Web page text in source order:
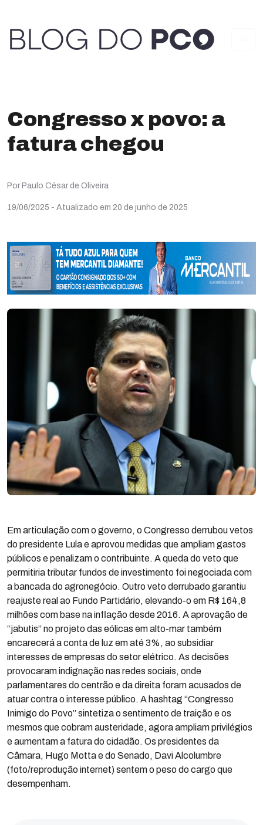
Congresso x povo: a
fatura chegou
Por Paulo César de Oliveira
19/06/2025 - Atualizado em 20 de junho de 2025
Em articulação com o governo, o Congresso derrubou vetos
do presidente Lula e aprovou medidas que ampliam gastos
públicos e penalizam o contribuinte. A queda do veto que
permitiria tributar fundos de investimento foi negociada com
a bancada do agronegócio. Outro veto derrubado garantiu
reajuste real ao Fundo Partidário, elevando-o em R$ 164,8
milhões com base na inflação desde 2016. A aprovação de
“jabutis” no projeto das eólicas em alto-mar também
encarecerá a conta de luz em até 3%, ao subsidiar
interesses de empresas do setor elétrico. As decisões
provocaram indignação nas redes sociais, onde
parlamentares do centrão e da direita foram acusados de
atuar contra o interesse público. A hashtag “Congresso
Inimigo do Povo” sintetiza o sentimento de traição e os
mesmos que cobram austeridade, agora ampliam privilégios
e aumentam a fatura do cidadão. Os presidentes da
Câmara, Hugo Motta e do Senado, Davi Alcolumbre
(foto/reprodução internet) sentem o peso do cargo que
desempenham.